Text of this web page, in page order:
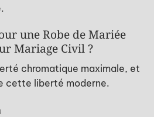
une Robe de Mariée
Mariage Civil ?
chromatique maximale, et
cette liberté moderne.